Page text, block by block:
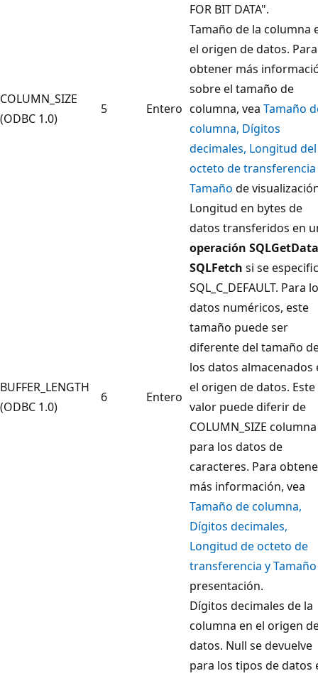
FOR BIT DATA".
COLUMN_SIZE
(ODBC 1.0)
5 Entero
Tamaño de la columna
el origen de datos. Para
obtener más
sobre el tamaño de
columna, vea Tamaño
columna, Dígitos
decimales, Longitud del
octeto de transferencia
Tamaño de
BUFFER_LENGTH
(ODBC 1.0)
6 Entero
Longitud en bytes de
datos transferidos en
operación SQLGetData
SQLFetch si se
SQL_C_DEFAULT. Para
datos numéricos, este
tamaño puede ser
diferente del tamaño
los datos almacenados
el origen de datos. Este
valor puede diferir de
COLUMN_SIZE columna
para los datos de
caracteres. Para
más información, vea
Tamaño de columna,
Dígitos decimales,
Longitud de octeto de
transferencia y Tamaño
presentación.
Dígitos decimales de la
columna en el origen
datos. Null se devuelve
para los tipos de datos